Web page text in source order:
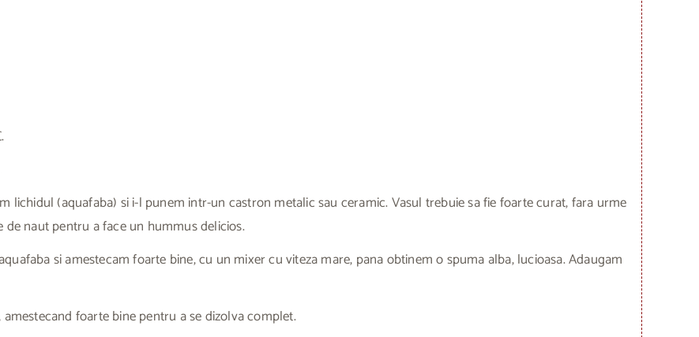
lichidul (aquafaba) si i-l punem intr-un castron metalic sau ceramic. Vasul trebuie sa fie foarte curat, fara urme
naut pentru a face un hummus delicios.
si amestecam foarte bine, cu un mixer cu viteza mare, pana obtinem o spuma alba, lucioasa. Adaugam
foarte bine pentru a se dizolva complet.